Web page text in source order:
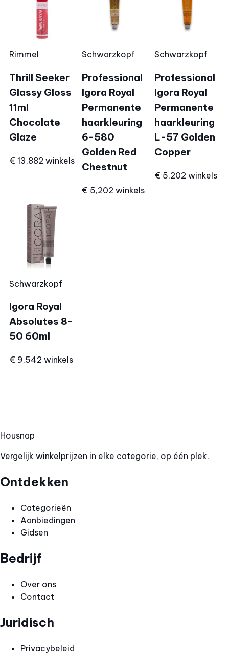
Rimmel
Thrill Seeker
Glassy Gloss
11ml
Chocolate
Glaze
€ 13,882 winkels
Schwarzkopf
Professional
Igora Royal
Permanente
haarkleuring
6-580
Golden Red
Chestnut
€ 5,202 winkels
Schwarzkopf
Professional
Igora Royal
Permanente
haarkleuring
L-57 Golden
Copper
€ 5,202 winkels
Schwarzkopf
Igora Royal
Absolutes 8-
50 60ml
€ 9,542 winkels
Housnap
Vergelijk winkelprijzen in elke categorie, op één plek.
Ontdekken
Categorieën
Aanbiedingen
Gidsen
Bedrijf
Over ons
Contact
Juridisch
Privacybeleid